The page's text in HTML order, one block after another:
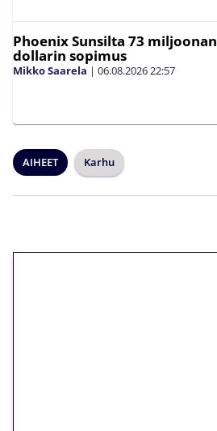
Phoenix Sunsilta 73 miljoonan
dollarin sopimus
Mikko Saarela | 06.08.202622:57
AIHEET Karhu